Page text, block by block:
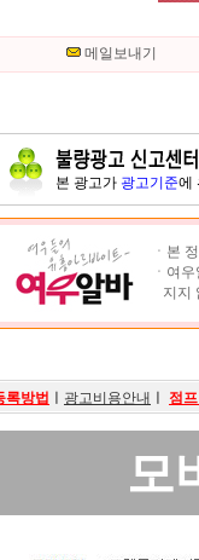
메일보내기
본 광고가 광고기준에
ㆍ본
ㆍ여
지지
록방법 광고비용안내 점
모